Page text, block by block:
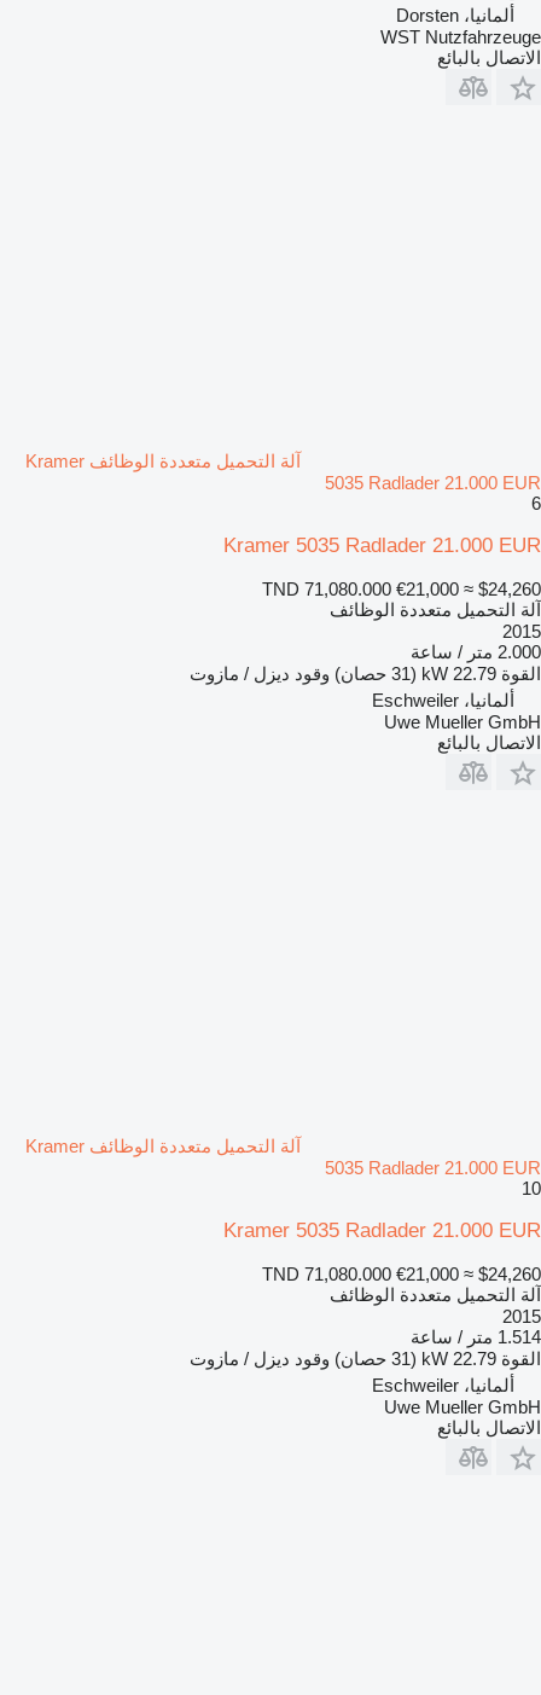
ألمانيا، Dorsten
WST Nutzfahrzeuge
الاتصال بالبائع
آلة التحميل متعددة الوظائف Kramer
5035 Radlader 21.000 EUR
6
Kramer 5035 Radlader 21.000 EUR
TND 71,080.000 €21,000 ≈ $24,260
آلة التحميل متعددة الوظائف
2015
2.000 متر / ساعة
القوة 22.79 kW (31 حصان) وقود ديزل / مازوت
ألمانيا، Eschweiler
Uwe Mueller GmbH
الاتصال بالبائع
آلة التحميل متعددة الوظائف Kramer
5035 Radlader 21.000 EUR
10
Kramer 5035 Radlader 21.000 EUR
TND 71,080.000 €21,000 ≈ $24,260
آلة التحميل متعددة الوظائف
2015
1.514 متر / ساعة
القوة 22.79 kW (31 حصان) وقود ديزل / مازوت
ألمانيا، Eschweiler
Uwe Mueller GmbH
الاتصال بالبائع